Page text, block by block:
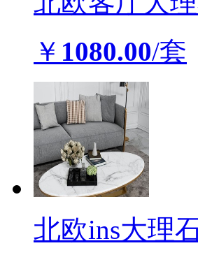
￥ 1080.00/套
北欧ins大理